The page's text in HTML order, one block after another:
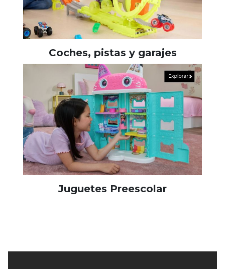
Coches, pistas y garajes
Juguetes Preescolar